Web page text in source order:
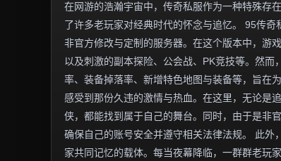
在网游的浩瀚宇宙中，传奇私服作为一种特殊存
了许多老玩家对经典时代的怀念与追忆。 95传
非官方修改与定制的服务器。在这个版本中，游
以及刺激的副本探险、公会战、PK竞技等。然
率、装备掉落率、新增特色地图与装备等，旨在
感受到那份久违的激情与热血。在这里，无论是
侠，都能找到属于自己的舞台。同时，由于是非
确保自己的账号安全并遵守相关法律法规。 此
家共同记忆的载体。每当夜幕降临，一群群老玩